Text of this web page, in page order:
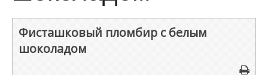
Фисташковый пломбир с белым
шоколадом